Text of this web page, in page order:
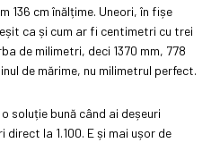
136 cm înălțime. Uneori, în fișe
ca și cum ar fi centimetri cu trei
de milimetri, deci 1370 mm, 778
de mărime, nu milimetrul perfect.
soluție bună când ai deșeuri
la 1.100. E și mai ușor de